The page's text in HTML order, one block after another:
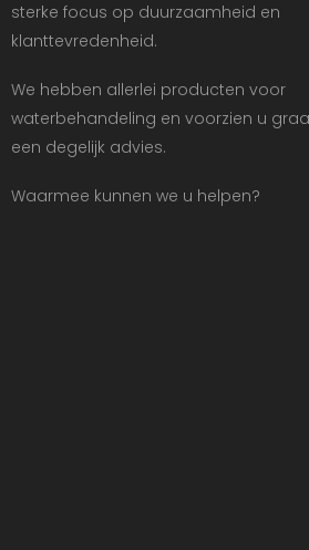
sterke focus op duurzaamheid en
klanttevredenheid.
We hebben allerlei producten voor
waterbehandeling en voorzien u
een degelijk advies.
Waarmee kunnen we u helpen?